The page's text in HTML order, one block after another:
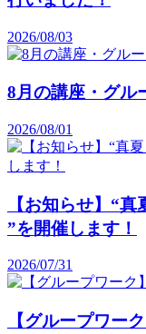
2026/08/03
8月の講座・グル
2026/08/01
【お知らせ】“
”を開催します！
2026/07/31
【グループワー